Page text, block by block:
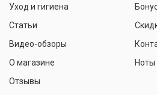
Уход и гигиена
Статьи
Видео-обзоры
О магазине
Отзывы
Ноты